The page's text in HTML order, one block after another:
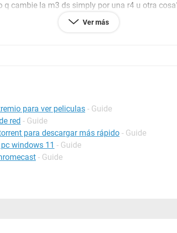
q cambie la m3 ds simply por una r4 u otra
si alguien me puede facilitar alguna web
Ver más
para ver peliculas - Guide
red - Guide
para descargar más rápido - Guide
windows 11 - Guide
- Guide